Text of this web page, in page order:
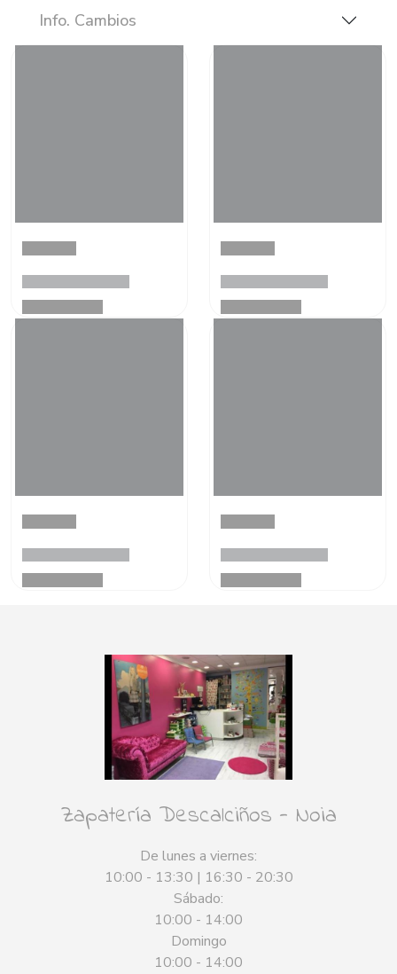
Info. Cambios
Zapatería Descalciños - Noia
De lunes a viernes:
10:00 - 13:30 | 16:30 - 20:30
Sábado:
10:00 - 14:00
Domingo
10:00 - 14:00